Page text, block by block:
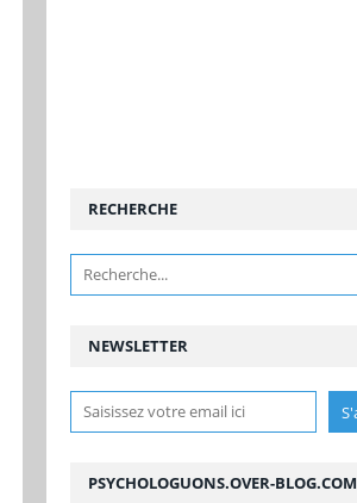
NEWSLETTER
RECHERCHE
PSYCHOLOGUONS.OVER-BLOG.COM